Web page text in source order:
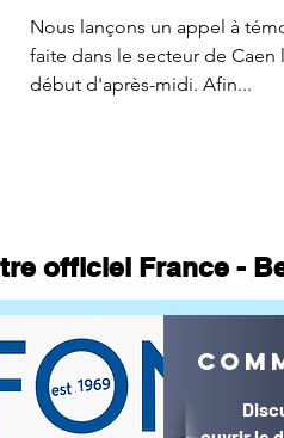
Nous lançons un appel à
faite dans le secteur de Caen le mardi 19
début d'après-midi. Afin...
officiel France -